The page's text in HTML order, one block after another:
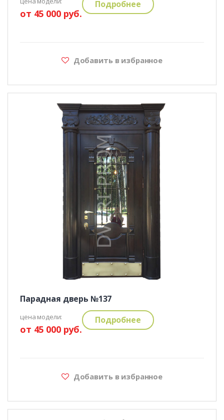
от 45 000 руб.
Подробнее
Добавить в избранное
Парадная дверь №137
цена модели:
от 45 000 руб.
Подробнее
Добавить в избранное